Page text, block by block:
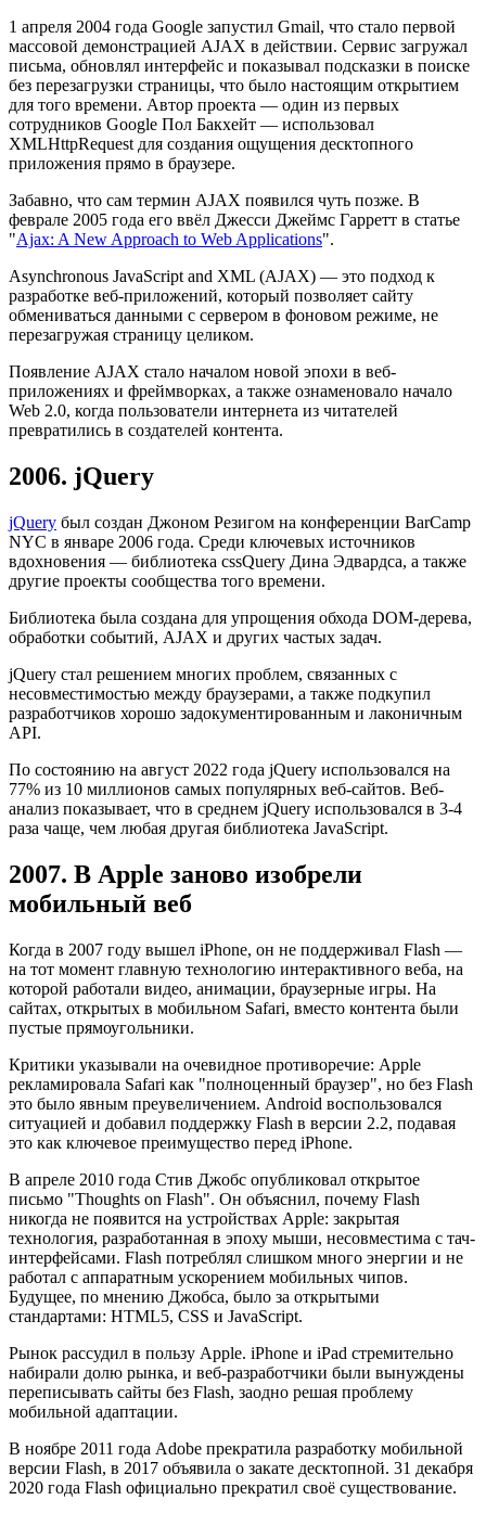
1 апреля 2004 года Google запустил Gmail, что стало первой
массовой демонстрацией AJAX в действии. Сервис загружал
письма, обновлял интерфейс и показывал подсказки в поиске
без перезагрузки страницы, что было настоящим открытием
для того времени. Автор проекта — один из первых
сотрудников Google Пол Бакхейт — использовал
XMLHttpRequest для создания ощущения десктопного
приложения прямо в браузере.
Забавно, что сам термин AJAX появился чуть позже. В
феврале 2005 года его ввёл Джесси Джеймс Гарретт в статье
"Ajax: A New Approach to Web Applications".
Asynchronous JavaScript and XML (AJAX) — это подход к
разработке веб-приложений, который позволяет сайту
обмениваться данными с сервером в фоновом режиме, не
перезагружая страницу целиком.
Появление AJAX стало началом новой эпохи в веб-
приложениях и фреймворках, а также ознаменовало начало
Web 2.0, когда пользователи интернета из читателей
превратились в создателей контента.
2006. jQuery
jQuery был создан Джоном Резигом на конференции BarCamp
NYC в январе 2006 года. Среди ключевых источников
вдохновения — библиотека cssQuery Дина Эдвардса, а также
другие проекты сообщества того времени.
Библиотека была создана для упрощения обхода DOM-дерева,
обработки событий, AJAX и других частых задач.
jQuery стал решением многих проблем, связанных с
несовместимостью между браузерами, а также подкупил
разработчиков хорошо задокументированным и лаконичным
API.
По состоянию на август 2022 года jQuery использовался на
77% из 10 миллионов самых популярных веб-сайтов. Веб-
анализ показывает, что в среднем jQuery использовался в 3-4
раза чаще, чем любая другая библиотека JavaScript.
2007. В Apple заново изобрели
мобильный веб
Когда в 2007 году вышел iPhone, он не поддерживал Flash —
на тот момент главную технологию интерактивного веба, на
которой работали видео, анимации, браузерные игры. На
сайтах, открытых в мобильном Safari, вместо контента были
пустые прямоугольники.
Критики указывали на очевидное противоречие: Apple
рекламировала Safari как "полноценный браузер", но без Flash
это было явным преувеличением. Android воспользовался
ситуацией и добавил поддержку Flash в версии 2.2, подавая
это как ключевое преимущество перед iPhone.
В апреле 2010 года Стив Джобс опубликовал открытое
письмо "Thoughts on Flash". Он объяснил, почему Flash
никогда не появится на устройствах Apple: закрытая
технология, разработанная в эпоху мыши, несовместима с тач-
интерфейсами. Flash потреблял слишком много энергии и не
работал с аппаратным ускорением мобильных чипов.
Будущее, по мнению Джобса, было за открытыми
стандартами: HTML5, CSS и JavaScript.
Рынок рассудил в пользу Apple. iPhone и iPad стремительно
набирали долю рынка, и веб-разработчики были вынуждены
переписывать сайты без Flash, заодно решая проблему
мобильной адаптации.
В ноябре 2011 года Adobe прекратила разработку мобильной
версии Flash, в 2017 объявила о закате десктопной. 31 декабря
2020 года Flash официально прекратил своё существование.